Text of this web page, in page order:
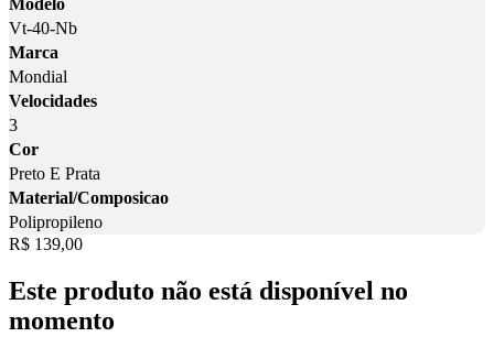
Modelo
Vt-40-Nb
Marca
Mondial
Velocidades
3
Cor
Preto E Prata
Material/Composicao
Polipropileno
Price:
R$ 139,00
Este produto não está disponível no
momento